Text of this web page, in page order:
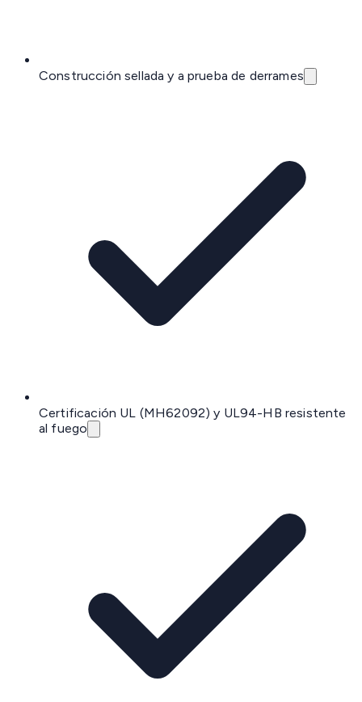
Construcción sellada y a prueba de derrames
Certificación UL (MH62092) y UL94-HB resistente
al fuego